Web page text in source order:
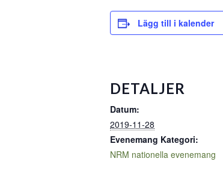
Lägg till i kalender
DETALJER
Datum:
2019-11-28
Evenemang Kategori:
NRM nationella evenemang